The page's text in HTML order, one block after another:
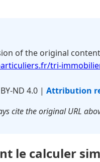
of the original
tri-
ND 4.0 | Attribution
cite the original URL
le calculer